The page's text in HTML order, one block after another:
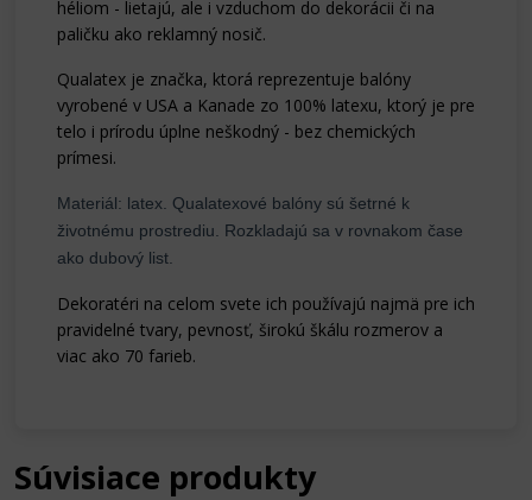
héliom - lietajú, ale i vzduchom do dekorácii či na
paličku ako reklamný nosič.
Qualatex je značka, ktorá reprezentuje balóny
vyrobené v USA a Kanade zo 100% latexu, ktorý je pre
telo i prírodu úplne neškodný - bez chemických
prímesi.
Materiál: latex. Qualatexové balóny sú šetrné k
životnému prostrediu. Rozkladajú sa v rovnakom čase
ako dubový list.
Dekoratéri na celom svete ich používajú najmä pre ich
pravidelné tvary, pevnosť, širokú škálu rozmerov a
viac ako 70 farieb.
Súvisiace produkty